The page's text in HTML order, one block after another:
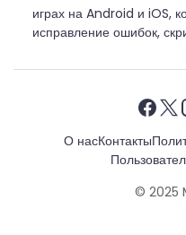
играх на Android и iOS,
исправление ошибок,
О насКонтакты
© 2025